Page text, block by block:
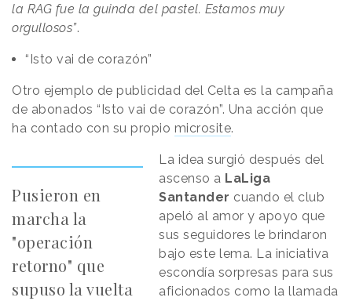
la RAG fue la guinda del pastel. Estamos muy
orgullosos”.
“Isto vai de corazón”
Otro ejemplo de publicidad del Celta es la campaña
de abonados “Isto vai de corazón”. Una acción que
ha contado con su propio microsite.
Pusieron en
marcha la
"operación
retorno" que
supuso la vuelta
La idea surgió después del
ascenso a LaLiga
Santander cuando el club
apeló al amor y apoyo que
sus seguidores le brindaron
bajo este lema. La iniciativa
escondía sorpresas para sus
aficionados como la llamada